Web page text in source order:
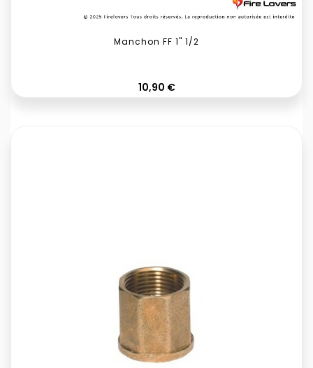
Manchon FF 1" 1/2
10,90 €Prix